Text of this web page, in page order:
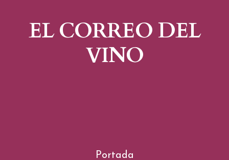
EL CORREO DEL
VINO
Portada